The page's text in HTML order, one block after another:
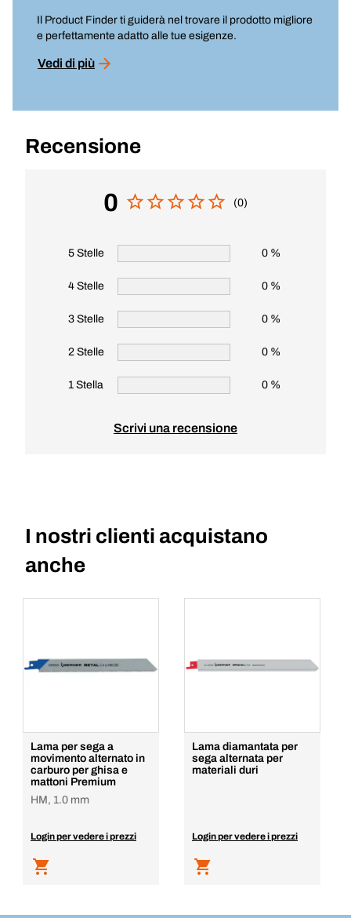
Il Product Finder ti guiderà nel trovare il prodotto migliore
e perfettamente adatto alle tue esigenze.
Vedi di più
Recensione
0 (0)
5 Stelle 0 %
4 Stelle 0 %
3 Stelle 0 %
2 Stelle 0 %
1 Stella 0 %
Scrivi una recensione
I nostri clienti acquistano
anche
Lama per sega a
movimento alternato in
carburo per ghisa e
mattoni Premium
HM, 1.0 mm
Login per vedere i prezzi
Lama diamantata per
sega alternata per
materiali duri
Login per vedere i prezzi